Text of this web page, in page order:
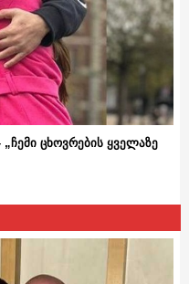
ცხოვრების ყველაზე